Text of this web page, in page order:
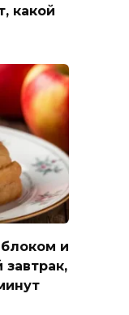
какой
и